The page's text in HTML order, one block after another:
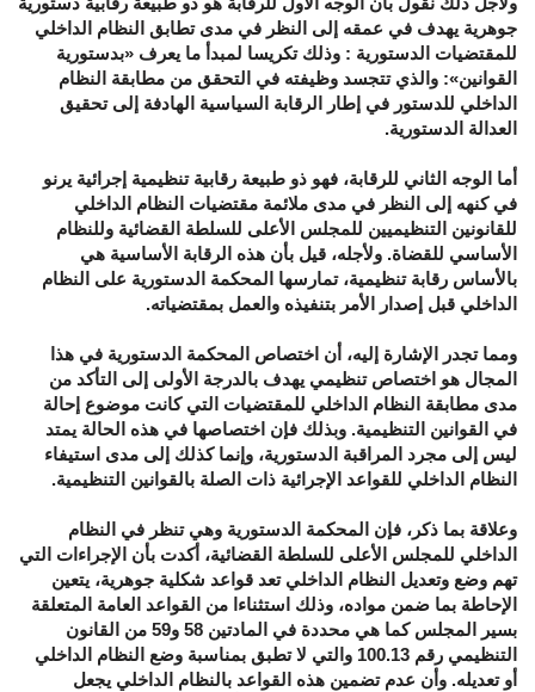
جوهرية يهدف في عمقه إلى النظر في مدى تطابق النظام الداخلي
للمقتضيات الدستورية : وذلك تكريسا لمبدأ ما يعرف «بدستورية
القوانين»: والذي تتجسد وظيفته في التحقق من مطابقة النظام
الداخلي للدستور في إطار الرقابة السياسية الهادفة إلى تحقيق
العدالة الدستورية.
أما الوجه الثاني للرقابة، فهو ذو طبيعة رقابية تنظيمية إجرائية يرنو
في كنهه إلى النظر في مدى ملائمة مقتضيات النظام الداخلي
للقانونين التنظيميين للمجلس الأعلى للسلطة القضائية وللنظام
الأساسي للقضاة. ولأجله، قيل بأن هذه الرقابة الأساسية هي
بالأساس رقابة تنظيمية، تمارسها المحكمة الدستورية على النظام
الداخلي قبل إصدار الأمر بتنفيذه والعمل بمقتضياته.
ومما تجدر الإشارة إليه، أن اختصاص المحكمة الدستورية في هذا
المجال هو اختصاص تنظيمي يهدف بالدرجة الأولى إلى التأكد من
مدى مطابقة النظام الداخلي للمقتضيات التي كانت موضوع إحالة
في القوانين التنظيمية. وبذلك فإن اختصاصها في هذه الحالة يمتد
ليس إلى مجرد المراقبة الدستورية، وإنما كذلك إلى مدى استيفاء
النظام الداخلي للقواعد الإجرائية ذات الصلة بالقوانين التنظيمية.
وعلاقة بما ذكر، فإن المحكمة الدستورية وهي تنظر في النظام
الداخلي للمجلس الأعلى للسلطة القضائية، أكدت بأن الإجراءات التي
تهم وضع وتعديل النظام الداخلي تعد قواعد شكلية جوهرية، يتعين
الإحاطة بما ضمن مواده، وذلك استثناءا من القواعد العامة المتعلقة
بسير المجلس كما هي محددة في المادتين 58 و59 من القانون
التنظيمي رقم 100.13 والتي لا تطبق بمناسبة وضع النظام الداخلي
أو تعديله. وأن عدم تضمين هذه القواعد بالنظام الداخلي يجعل